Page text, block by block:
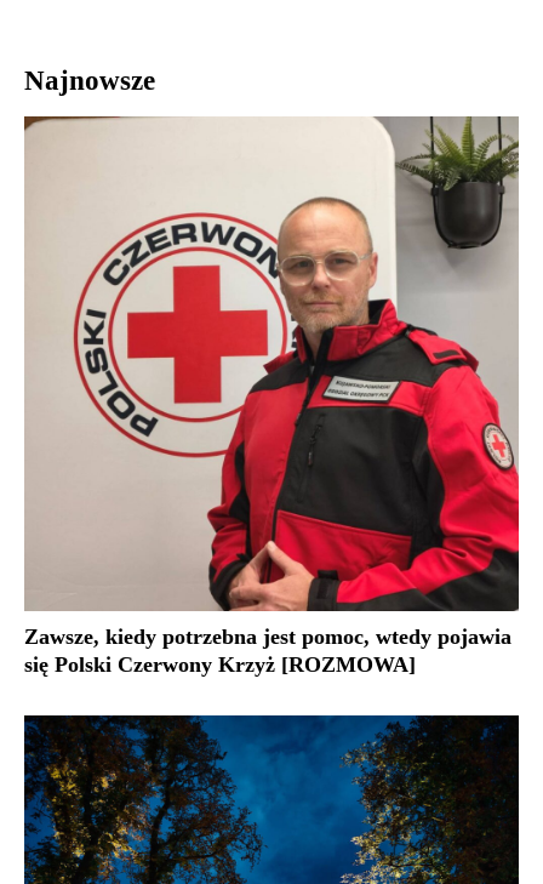
Najnowsze
Zawsze, kiedy potrzebna jest pomoc, wtedy pojawia
się Polski Czerwony Krzyż [ROZMOWA]